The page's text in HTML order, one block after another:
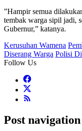
”Hampir semua
tembak warga sipil jadi,
Gubernur,” katanya.
Kerusuhan Wamena
Diserang Warga Polisi
Follow Us
Post navigation